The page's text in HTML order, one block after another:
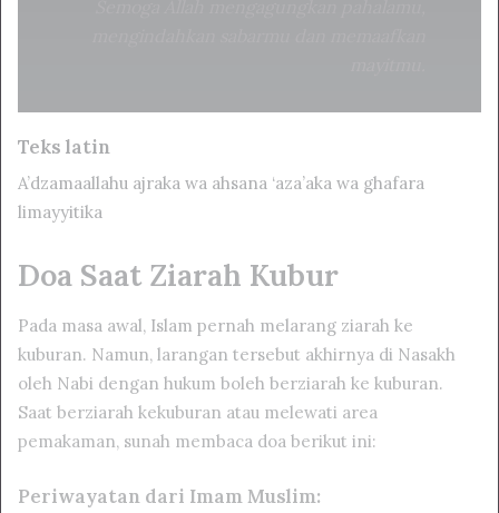
Teks latin
A’dzamaallahu ajraka wa ahsana ‘aza’aka wa ghafara
limayyitika
Doa Saat Ziarah Kubur
Pada masa awal, Islam pernah melarang ziarah ke
kuburan. Namun, larangan tersebut akhirnya di Nasakh
oleh Nabi dengan hukum boleh berziarah ke kuburan.
Saat berziarah kekuburan atau melewati area
pemakaman, sunah membaca doa berikut ini:
Periwayatan dari Imam Muslim: